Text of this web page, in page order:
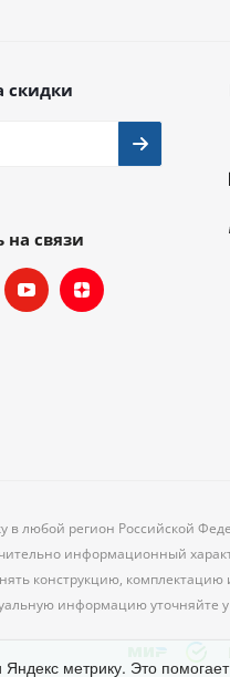
скидки
на связи
в любой регион Российской
информационный
конструкцию,
информацию уточняйте
метрику. Это